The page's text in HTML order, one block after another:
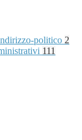
politico 2
111